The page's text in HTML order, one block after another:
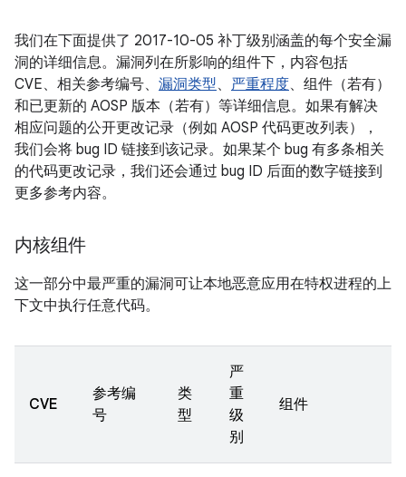
我们在下面提供了 2017-10-05 补丁级别涵盖的每个安全漏
洞的详细信息。漏洞列在所影响的组件下，内容包括
CVE、相关参考编号、 漏洞类型、 严重程度、组件（若有）
和已更新的 AOSP 版本（若有）等详细信息。如果有解决
相应问题的公开更改记录（例如 AOSP 代码更改列表），
我们会将 bug ID 链接到该记录。如果某个 bug 有多条相关
的代码更改记录，我们还会通过 bug ID 后面的数字链接到
更多参考内容。
内核组件
这一部分中最严重的漏洞可让本地恶意应用在特权进程的上
下文中执行任意代码。
CVE
参考编
号
类
型
严
重
级
别
组件